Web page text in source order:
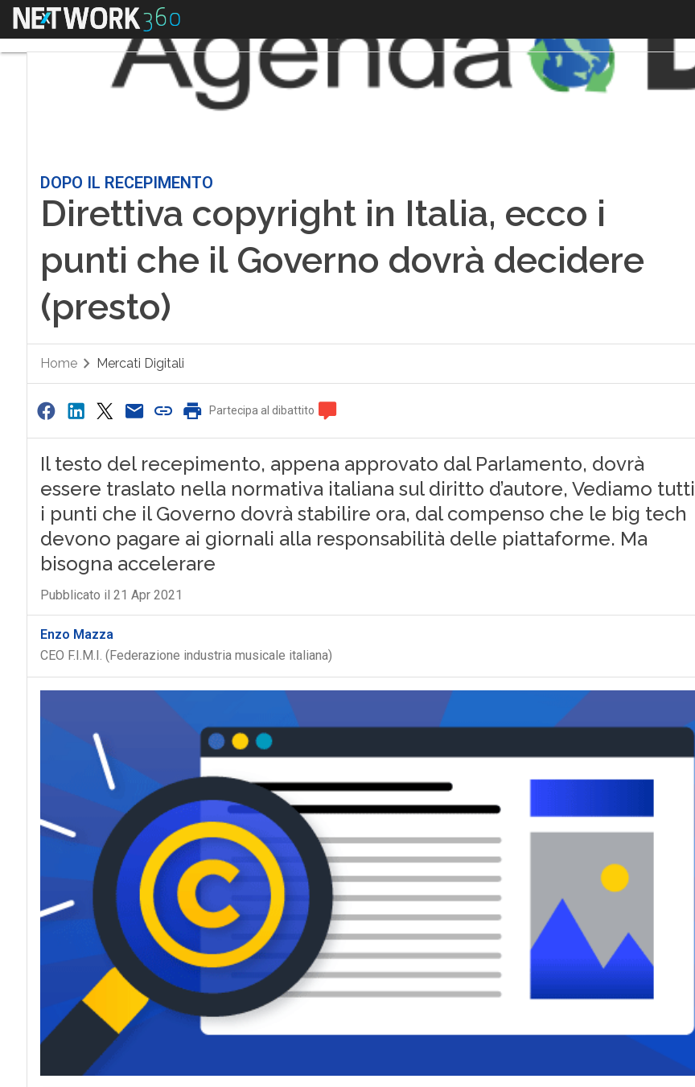
Menu
DOPO IL RECEPIMENTO
Direttiva copyright in Italia, ecco i
punti che il Governo dovrà decidere
(presto)
Home Mercati Digitali
Partecipa al dibattito
Il testo del recepimento, appena approvato dal Parlamento, dovrà
essere traslato nella normativa italiana sul diritto d’autore, Vediamo tutti
i punti che il Governo dovrà stabilire ora, dal compenso che le big tech
devono pagare ai giornali alla responsabilità delle piattaforme. Ma
bisogna accelerare
Pubblicato il 21 Apr 2021
Enzo Mazza
CEO F.I.M.I. (Federazione industria musicale italiana)